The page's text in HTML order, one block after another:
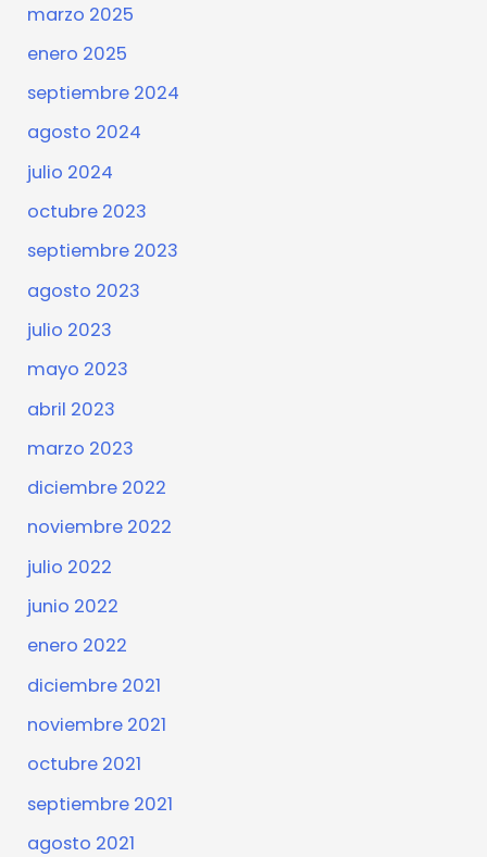
marzo 2025
enero 2025
septiembre 2024
agosto 2024
julio 2024
octubre 2023
septiembre 2023
agosto 2023
julio 2023
mayo 2023
abril 2023
marzo 2023
diciembre 2022
noviembre 2022
julio 2022
junio 2022
enero 2022
diciembre 2021
noviembre 2021
octubre 2021
septiembre 2021
agosto 2021